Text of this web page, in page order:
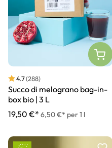
4.7(288)
Succo di melograno bag-in-
box bio | 3 L
19,50 €* 6,50 €* per 1 l